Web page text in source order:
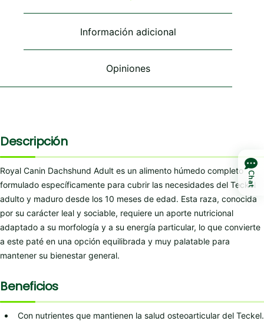
elegir
página
elegir
la
página
producto
elegir
página
Información adicional
Opiniones
Descripción
Royal Canin Dachshund Adult es un alimento húmedo completo
formulado específicamente para cubrir las necesidades del Teckel
adulto y maduro desde los 10 meses de edad. Esta raza, conocida
por su carácter leal y sociable, requiere un aporte nutricional
adaptado a su morfología y a su energía particular, lo que convierte
a este paté en una opción equilibrada y muy palatable para
mantener su bienestar general.
Beneficios
Con nutrientes que mantienen la salud osteoarticular del Teckel.
Chat